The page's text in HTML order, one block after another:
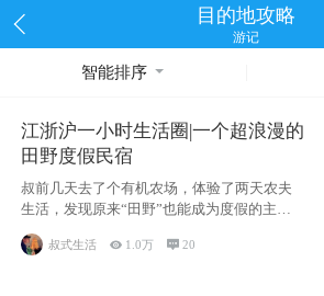
目的地攻略
游记
智能排序
江浙沪一小时生活圈|一个超浪漫的
田野度假民宿
叔前几天去了个有机农场，体验了两天农夫
生活，发现原来“田野”也能成为度假的主旋
律。江
叔式生活  1.0万 20